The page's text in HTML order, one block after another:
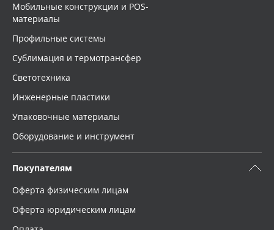
Мобильные конструкции и POS-
материалы
Профильные системы
Сублимация и термотрансфер
Светотехника
Инженерные пластики
Упаковочные материалы
Оборудование и инструмент
Покупателям
Оферта физическим лицам
Оферта юридическим лицам